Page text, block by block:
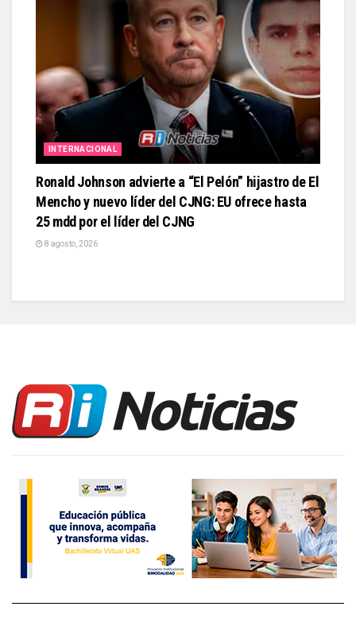
INTERNACIONAL
Ronald Johnson advierte a “El Pelón” hijastro de El
Mencho y nuevo líder del CJNG: EU ofrece hasta
25 mdd por el líder del CJNG
8 agosto, 2026